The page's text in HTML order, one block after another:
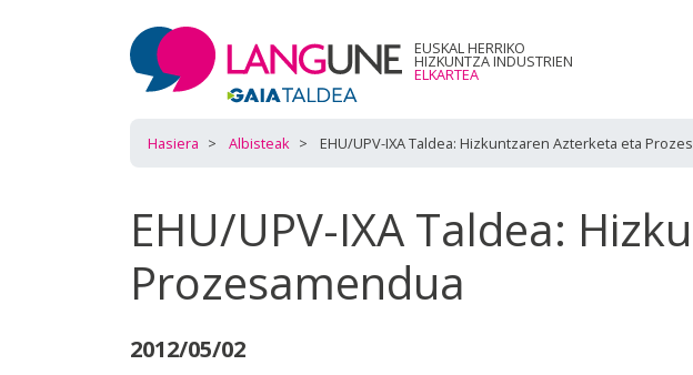
EUSKAL HERRIKO
HIZKUNTZA INDUSTRIEN
ELKARTEA
Hasiera Albisteak EHU/UPV-IXA Taldea: Hizkuntzaren Azterketa eta
EHU/UPV-IXA Taldea:
Prozesamendua
2012/05/02